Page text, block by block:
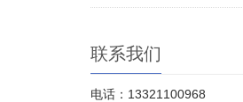
联系我们
电话：13321100968